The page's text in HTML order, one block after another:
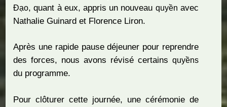
Đạo, quant à eux, appris un nouveau quyền avec
Nathalie Guinard et Florence Liron.
Après une rapide pause déjeuner pour reprendre
des forces, nous avons révisé certains quyềns
du programme.
Pour clôturer cette journée, une cérémonie de